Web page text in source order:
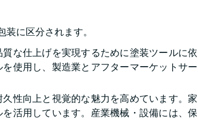
に区分されます。
な仕上げを実現するために塗装ツールに依
使用し、製造業とアフターマーケットサー
性向上と視覚的な魅力を高めています。家
活用しています。産業機械・設備には、保